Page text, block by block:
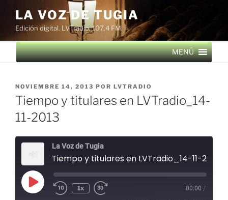
contenido
LA VOZ DE TUGIA
Edición digital. LVTradio, 107.4 FM.
MENÚ
PUBLICADO
EL
NOVIEMBRE 14, 2013 POR LVTRADIO
Tiempo y titulares en LVTradio_14-
11-2013
La Voz de Tugia
Tiempo y titulares en LVTradio_14-11-2013
Reproducir
episodio
1x 00:00 /